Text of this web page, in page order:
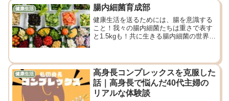
健康生活 腸内細菌育成部
健康生活を送るためには、腸を意識する
こと！我々の腸内細菌たちは重さで表す
と1.5kgも！共に生きる腸内細菌の世界を
健康生活
高身長コンプレックスを克服した
話｜高身長で悩んだ40代主婦の
リアルな体験談